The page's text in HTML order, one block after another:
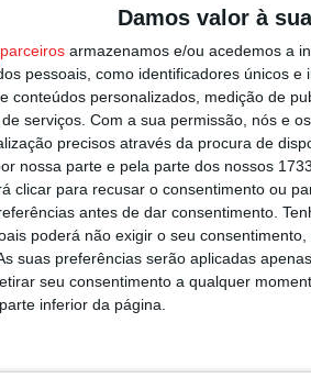
Damos valor à
parceiros armazenamos e/ou acedemos a
pessoais, como identificadores únicos
conteúdos personalizados, medição de
serviços. Com a sua permissão, nós e
precisos através da procura de
nossa parte e pela parte dos nossos
clicar para recusar o consentimento ou
antes de dar consentimento.
poderá não exigir o seu
suas preferências serão aplicadas
seu consentimento a qualquer
inferior da página.
Liga Revelação:
Académico em Faro
e adiado
Estação Diária - 11 de Fevereiro,